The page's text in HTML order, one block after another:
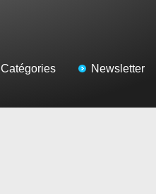
Catégories Newsletter